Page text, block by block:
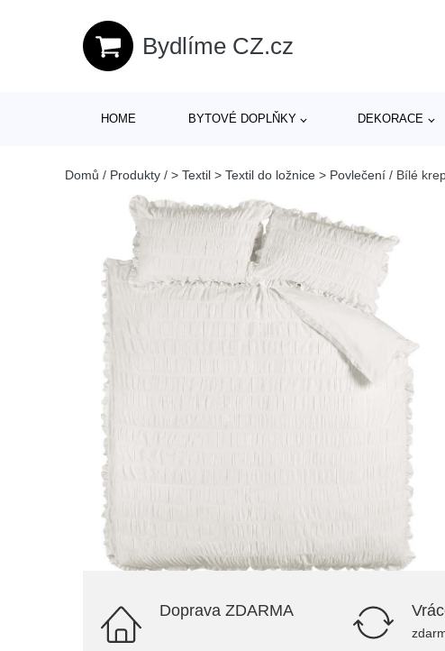
Bydlíme CZ.cz
HOME BYTOVÉ DOPLŇKY DEKORACE
Domů / Produkty / > Textil > Textil do ložnice > Povlečení / Bílé
Doprava ZDARMA